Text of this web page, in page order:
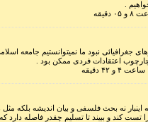
.
جغرافیائی نبود ما نمیتوانستیم جامعه
اعتقادات فردی ممکن بود .
اینبار نه بحث فلسفی و بیان اندیشه بلکه مثل
کند و ببیند تا تسلیم چقدر فاصله دارد